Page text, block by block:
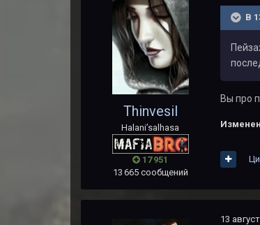
Thinvesil
Halani’salhasa
17 951
13 665 сообщений
В
Вы про
13